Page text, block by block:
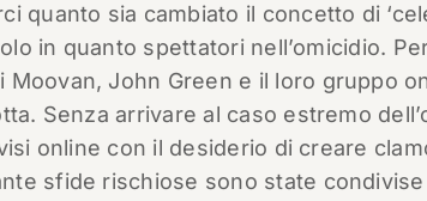
quanto sia cambiato il concetto di
in quanto spettatori nell’omicidio.
John Green e il loro gruppo
Senza arrivare al caso estremo
online con il desiderio di creare
sfide rischiose sono state